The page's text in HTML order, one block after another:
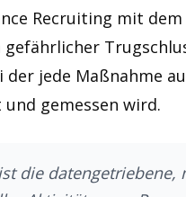
Recruiting mit
gefährlicher
der jede Maßnahme
gemessen wird.
die